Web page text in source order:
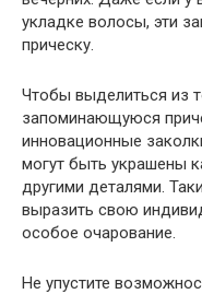
укладке волосы, эти
прическу.
Чтобы выделиться из
запоминающуюся
инновационные
могут быть украшены
другими деталями.
выразить свою
особое очарование.
Не упустите